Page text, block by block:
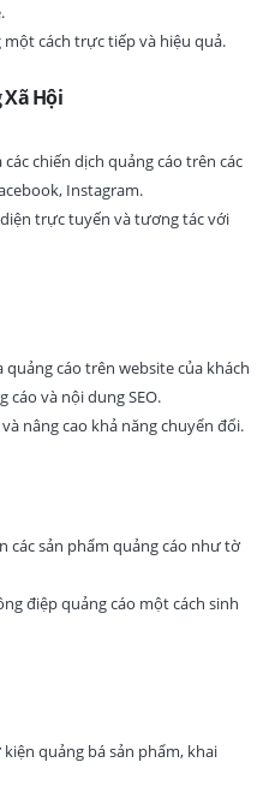
một cách trực tiếp và hiệu quả.
Xã Hội
chiến dịch quảng cáo trên các
Instagram.
trực tuyến và tương tác với
quảng cáo trên website của khách
cáo và nội dung SEO.
nâng cao khả năng chuyển đổi.
các sản phẩm quảng cáo như tờ
điệp quảng cáo một cách sinh
quảng bá sản phẩm, khai